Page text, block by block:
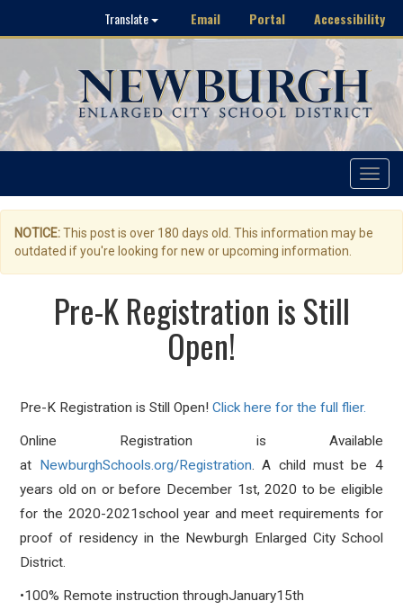
Translate Email Portal Accessibility
Toggle
NOTICE:This post is over 180 days old. This information may be
outdated if you're looking for new or upcoming information.
Pre-K Registration is Still
Open!
Pre-K Registration is Still Open! Click here for the full flier.
Online Registration is Available
at NewburghSchools.org/Registration. A child must be 4
years old on or before December 1st, 2020 to be eligible
for the 2020-2021school year and meet requirements for
proof of residency in the Newburgh Enlarged City School
District.
•100% Remote instruction throughJanuary15th